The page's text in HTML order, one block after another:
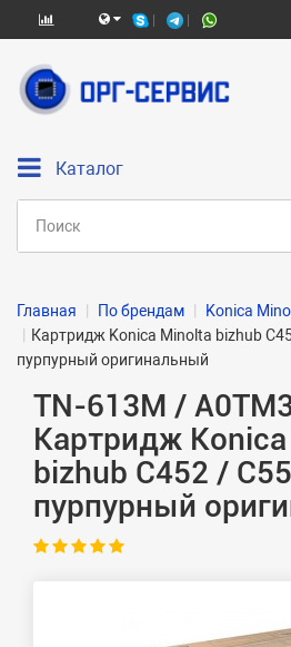
Каталог
Главная По брендам Konica
Картридж Konica Minolta bizhub
пурпурный оригинальный
TN-613M /
Картридж
bizhub C452 /
пурпурный